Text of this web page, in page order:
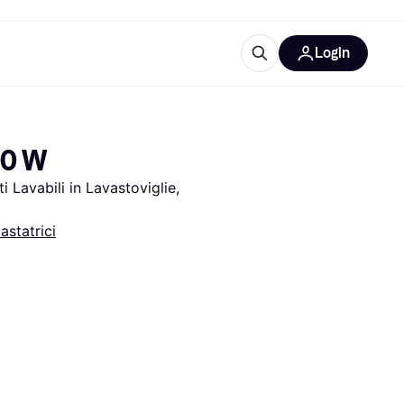
Login
W
Lavabili in Lavastoviglie,